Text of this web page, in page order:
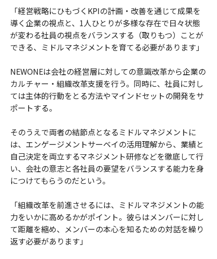
「経営戦略にひもづくKPIの計画・改善を通じて成果を
導く企業の視点と、1人ひとりが多様な存在で日々状態
が変わる社員の視点をバランスする（取りもつ）ことが
できる、ミドルマネジメントを育てる必要があります」
NEWONEは会社の経営層に対しての意識改革から企業の
カルチャー・組織改革支援を行う。同時に、社員に対し
ては主体的行動をとる方法やマインドセットの開発をサ
ポートする。
そのうえで両者の結節点となるミドルマネジメントに
は、エンゲージメントサーベイの活用理解から、業績と
自己決定を両立するマネジメント研修などを徹底して行
い、会社の意志と各社員の要望をバランスする能力を身
につけてもらうのだという。
「組織改革を前進させるには、ミドルマネジメントの能
力をいかに高めるかがポイント。彼らはメンバーに対し
て距離を縮め、メンバーの本心を知るための対話を繰り
返す必要があります」